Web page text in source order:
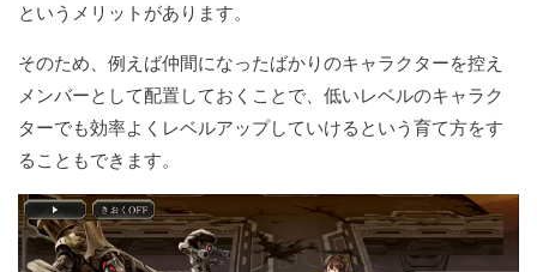
というメリットがあります。
そのため、例えば仲間になったばかりのキャラクターを控え
メンバーとして配置しておくことで、低いレベルのキャラク
ターでも効率よくレベルアップしていけるという育て方をす
ることもできます。